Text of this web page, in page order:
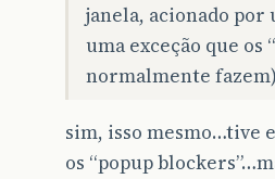
janela, acionado por
uma exceção que os
normalmente
sim, isso mesmo…tive
os “popup